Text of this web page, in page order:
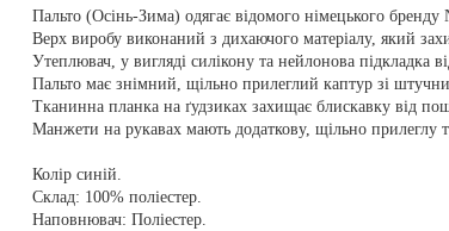
Пальто (Осінь-Зима) одягає відомого німецького бренду
Верх виробу виконаний з дихаючого матеріалу, який
Утеплювач, у вигляді силікону та нейлонова підкладка
Пальто має знімний, щільно прилеглий каптур зі
Тканинна планка на ґудзиках захищає блискавку від
Манжети на рукавах мають додаткову, щільно прилеглу
Колір синій.
Склад: 100% поліестер.
Наповнювач: Поліестер.